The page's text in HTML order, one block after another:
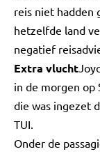
reis niet hadden
hetzelfde land
negatief
Extra vlucht
in de morgen op
die was ingezet
TUI.
Onder de